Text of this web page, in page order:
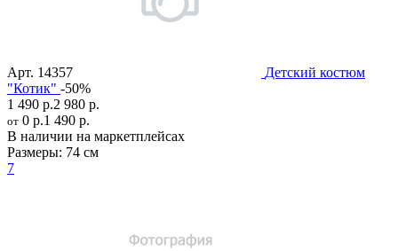
Арт. 14357
Детский костюм
"Котик" -50%
1 490 р.2 980 р.
от 0 р.1 490 р.
В наличии на маркетплейсах
Размеры: 74 см
7